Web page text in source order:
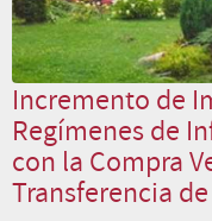
Incremento de
Regímenes de
con la Compra
Transferencia